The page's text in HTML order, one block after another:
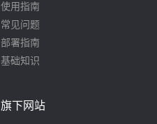
使用指南
常见问题
部署指南
基础知识
旗下网站